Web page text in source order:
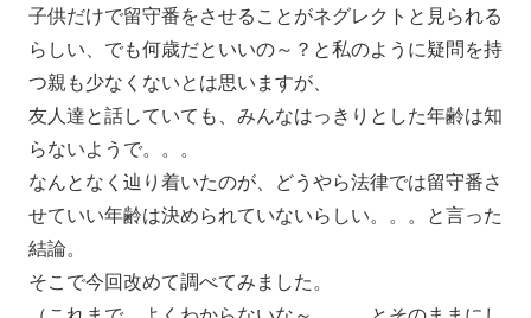
子供だけで留守番をさせることがネグレクトと見られる
らしい、でも何歳だといいの～？と私のように疑問を持
つ親も少なくないとは思いますが、
友人達と話していても、みんなはっきりとした年齢は知
らないようで。。。
なんとなく辿り着いたのが、どうやら法律では留守番さ
せていい年齢は決められていないらしい。。。と言った
結論。
そこで今回改めて調べてみました。